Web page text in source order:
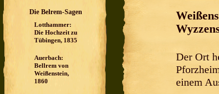
Die Belrem-Sagen
Lotthammer:
Die Hochzeit zu
Tübingen, 1835
Auerbach:
Bellrem von
Weißenstein,
1860
Der Ort
einem